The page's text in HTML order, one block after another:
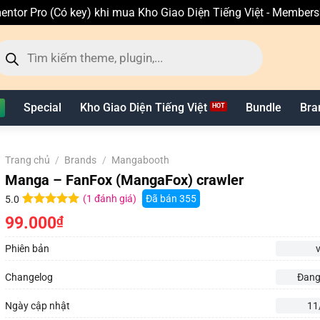
Pro (Có key) khi mua Kho Giao Diện Tiếng Việt -
Special Kho Giao Diện Tiếng Việt Bundle
Trang chủ / Brands / Mangabooth
Manga – FanFox (MangaFox) crawler
5.0
5.0 trên 5
dựa trên
(1 đánh giá) Đã bán355
99.000₫
Phiên bản
Changelog
Ngày cập nhật